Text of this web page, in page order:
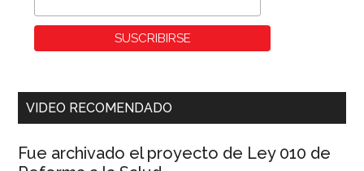
VIDEO RECOMENDADO
Fue archivado el proyecto de Ley 010 de